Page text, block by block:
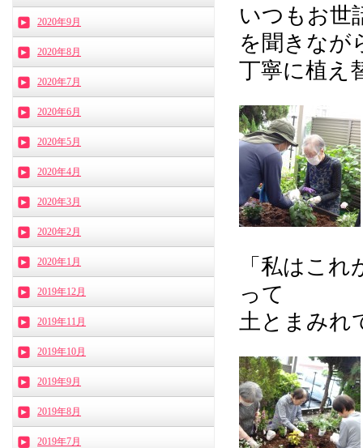
いつもお世
を聞きなが
丁寧に植え
「私はこ
って
土とまみれ
2020年9月
2020年8月
2020年7月
2020年6月
2020年5月
2020年4月
2020年3月
2020年2月
2020年1月
2019年12月
2019年11月
2019年10月
2019年9月
2019年8月
2019年7月